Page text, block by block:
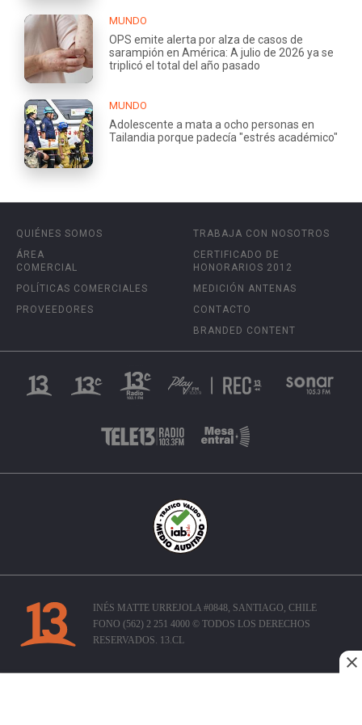
MUNDO
OPS emite alerta por alza de casos de
sarampión en América: A julio de 2026 ya se
triplicó el total del año pasado
MUNDO
Adolescente a mata a ocho personas en
Tailandia porque padecía "estrés académico"
QUIÉNES SOMOS
ÁREA
COMERCIAL
POLÍTICAS COMERCIALES
PROVEEDORES
TRABAJA CON NOSOTROS
CERTIFICADO DE
HONORARIOS 2012
MEDICIÓN ANTENAS
CONTACTO
BRANDED CONTENT
INÉS MATTE URREJOLA #0848, SANTIAGO, CHILE
FONO (562) 2 251 4000 © TODOS LOS DERECHOS
RESERVADOS. 13.CL